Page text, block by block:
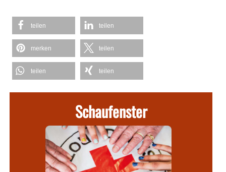
teilen teilen
merken teilen
teilen teilen
Schaufenster